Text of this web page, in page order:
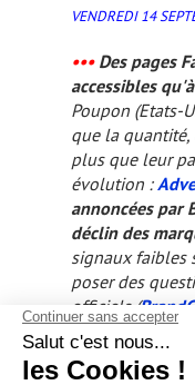
VENDREDI 14
•••Des pages
accessibles
Poupon (Etats-
que la quantité,
plus que leur
évolution :
annoncées par
déclin des
signaux faibles
poser des
officiels (
Antiquaires
on a changé le
invités au